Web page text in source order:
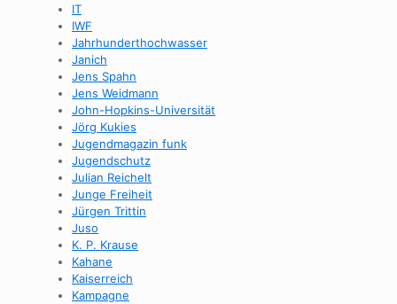
IT
IWF
Jahrhunderthochwasser
Janich
Jens Spahn
Jens Weidmann
John-Hopkins-Universität
Jörg Kukies
Jugendmagazin funk
Jugendschutz
Julian Reichelt
Junge Freiheit
Jürgen Trittin
Juso
K. P. Krause
Kahane
Kaiserreich
Kampagne